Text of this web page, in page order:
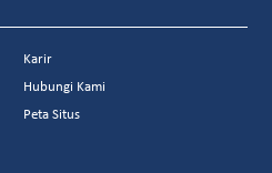
Karir
Hubungi Kami
Peta Situs